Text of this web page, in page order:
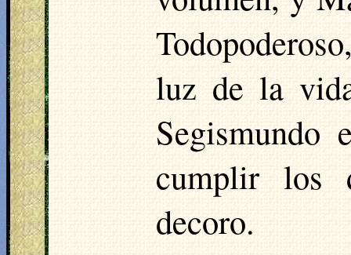
luz de la
Segismundo
cumplir los
decoro.